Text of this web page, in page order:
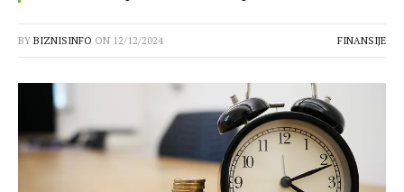
BY BIZNISINFO ON 12/12/2024 FINANSIJE